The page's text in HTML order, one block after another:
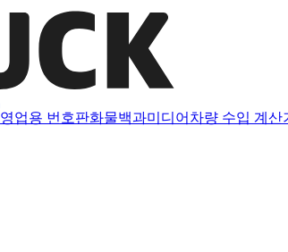
영업용 번호판화물백과미디어 차량 수입 계산